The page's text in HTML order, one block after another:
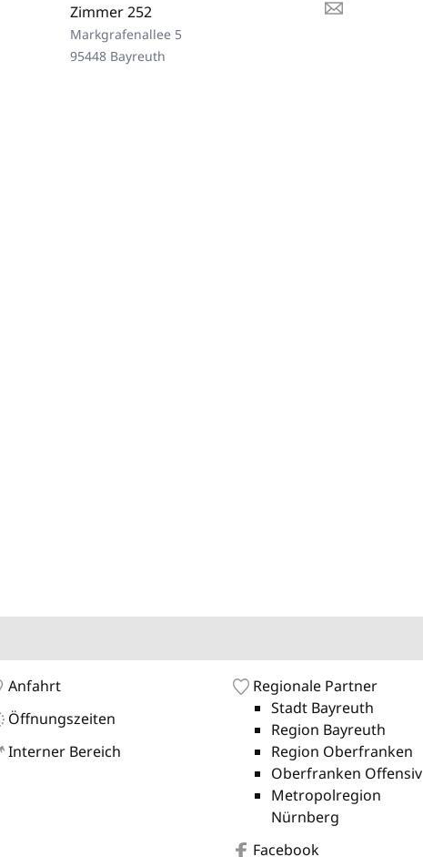
Zimmer 252
Markgrafenallee 5
95448 Bayreuth
Anfahrt
Öffnungszeiten
Interner Bereich
Regionale Partner
Stadt Bayreuth
Region Bayreuth
Region Oberfranken
Oberfranken Offensiv
Metropolregion
Nürnberg
Facebook